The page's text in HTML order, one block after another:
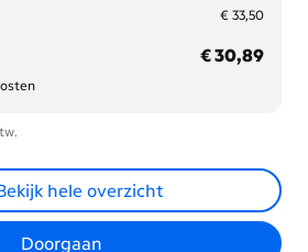
€ 33,50
€ 33,50
€ 30,89
€ 30,89
hele overzicht
Doorgaan